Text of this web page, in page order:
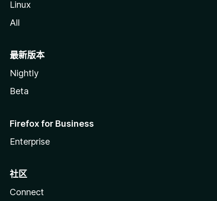
Linux
All
最新版本
Nightly
Beta
Firefox for Business
Enterprise
社区
Connect